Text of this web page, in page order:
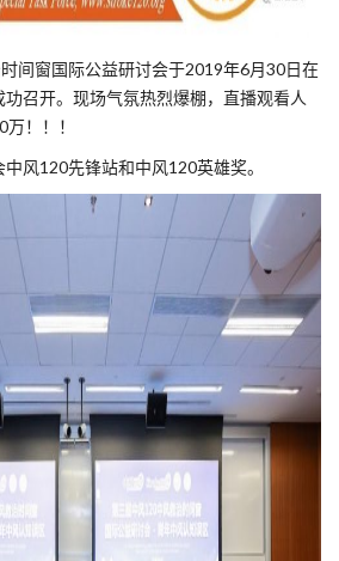
间窗国际公益研讨会于2019年6月30日在
召开。现场气氛热烈爆棚，直播观看人
！！！
风120先锋站和中风120英雄奖。